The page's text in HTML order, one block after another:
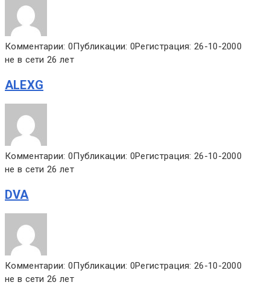
Комментарии: 0 Публикации: 0Регистрация: 26-10-2000
не в сети 26 лет
ALEXG
Комментарии: 0 Публикации: 0Регистрация: 26-10-2000
не в сети 26 лет
DVA
Комментарии: 0 Публикации: 0Регистрация: 26-10-2000
не в сети 26 лет